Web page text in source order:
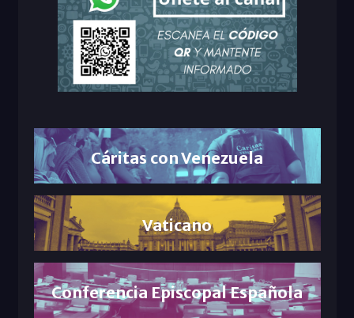
Cáritas con Venezuela
Vaticano
Conferencia Episcopal Española